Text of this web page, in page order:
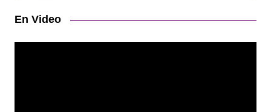
En Video